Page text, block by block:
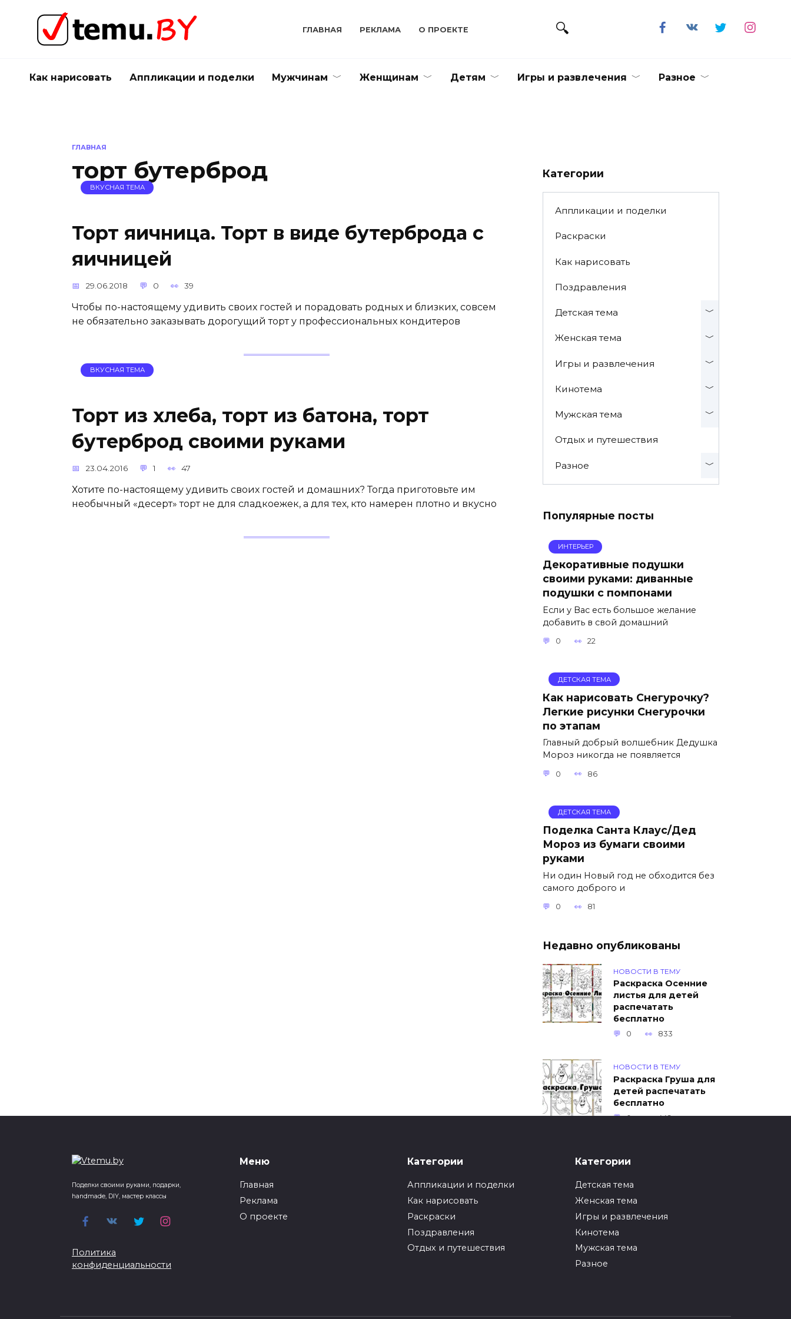
содержанию
ГЛАВНАЯ РЕКЛАМА О ПРОЕКТЕ
Как нарисовать Аппликации и поделки Мужчинам Женщинам Детям Игры и развлечения Разное
ГЛАВНАЯ
торт бутерброд
ВКУСНАЯ ТЕМА
Торт яичница. Торт в виде бутерброда с
яичницей
29.06.2018 0 39
Чтобы по-настоящему удивить своих гостей и порадовать родных и близких, совсем
не обязательно заказывать дорогущий торт у профессиональных кондитеров
ВКУСНАЯ ТЕМА
Торт из хлеба, торт из батона, торт
бутерброд своими руками
23.04.2016 1 47
Хотите по-настоящему удивить своих гостей и домашних? Тогда приготовьте им
необычный «десерт» торт не для сладкоежек, а для тех, кто намерен плотно и вкусно
Категории
Аппликации и поделки
Раскраски
Как нарисовать
Поздравления
Детская тема
Женская тема
Игры и развлечения
Кинотема
Мужская тема
Отдых и путешествия
Разное
Популярные посты
ИНТЕРЬЕР
Декоративные подушки
своими руками: диванные
подушки с помпонами
Если у Вас есть большое желание
добавить в свой домашний
0 22
ДЕТСКАЯ ТЕМА
Как нарисовать Снегурочку?
Легкие рисунки Снегурочки
по этапам
Главный добрый волшебник Дедушка
Мороз никогда не появляется
0 86
ДЕТСКАЯ ТЕМА
Поделка Санта Клаус/Дед
Мороз из бумаги своими
руками
Ни один Новый год не обходится без
самого доброго и
0 81
Недавно опубликованы
НОВОСТИ В ТЕМУ
Раскраска Осенние
листья для детей
распечатать
бесплатно
0 833
НОВОСТИ В ТЕМУ
Раскраска Груша для
детей распечатать
бесплатно
0 449
Как упаковать вещи
0
Как вырастить ананас
из верхушки в
Поделки своими руками, подарки,
handmade, DIY, мастер классы
Политика
конфиденциальности
Меню
Главная
Реклама
О проекте
Категории
Аппликации и поделки
Как нарисовать
Раскраски
Поздравления
Отдых и путешествия
Категории
Детская тема
Женская тема
Игры и развлечения
Кинотема
Мужская тема
Разное